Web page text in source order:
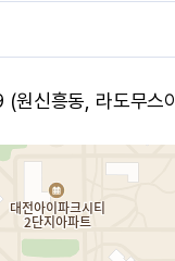
원신흥동, 라도무스